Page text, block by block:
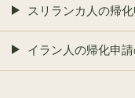
スリランカ人の帰
イラン人の帰化申